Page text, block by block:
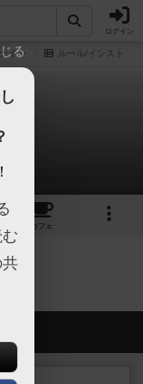
ログイン
イン ルール/インスト
カフェ
る
る